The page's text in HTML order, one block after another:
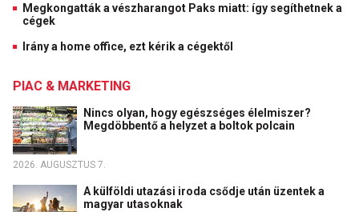
Megkongatták a vészharangot Paks miatt: így segíthetnek a
cégek
Irány a home office, ezt kérik a cégektől
PIAC & MARKETING
Nincs olyan, hogy egészséges élelmiszer?
Megdöbbentő a helyzet a boltok polcain
2026. AUGUSZTUS 7.
A külföldi utazási iroda csődje után üzentek a
magyar utasoknak